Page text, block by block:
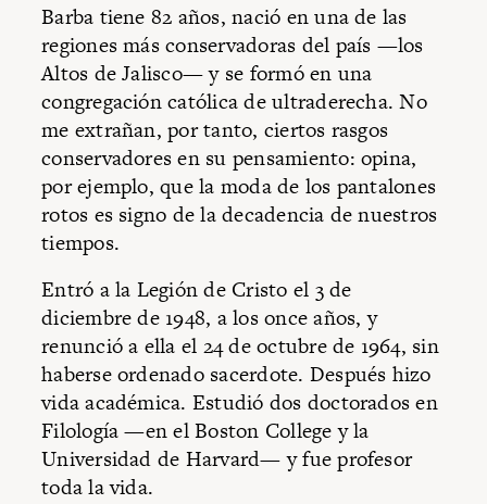
Barba tiene 82 años, nació en una de las
regiones más conservadoras del país —los
Altos de Jalisco— y se formó en una
congregación católica de ultraderecha. No
me extrañan, por tanto, ciertos rasgos
conservadores en su pensamiento: opina,
por ejemplo, que la moda de los pantalones
rotos es signo de la decadencia de nuestros
tiempos.
Entró a la Legión de Cristo el 3 de
diciembre de 1948, a los once años, y
renunció a ella el 24 de octubre de 1964, sin
haberse ordenado sacerdote. Después hizo
vida académica. Estudió dos doctorados en
Filología —en el Boston College y la
Universidad de Harvard— y fue profesor
toda la vida.